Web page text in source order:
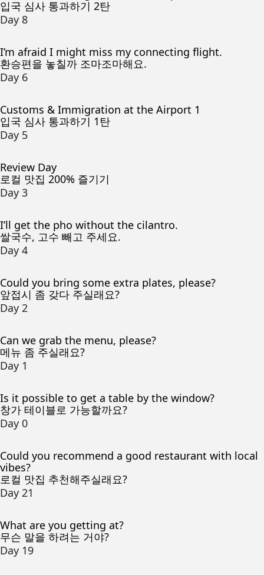
입국 심사 통과하기 2탄
Day 8
I’m afraid I might miss my connecting flight.
환승편을 놓칠까 조마조마해요.
Day 6
Customs & Immigration at the Airport 1
입국 심사 통과하기 1탄
Day 5
Review Day
로컬 맛집 200% 즐기기
Day 3
I’ll get the pho without the cilantro.
쌀국수, 고수 빼고 주세요.
Day 4
Could you bring some extra plates, please?
앞접시 좀 갖다 주실래요?
Day 2
Can we grab the menu, please?
메뉴 좀 주실래요?
Day 1
Is it possible to get a table by the window?
창가 테이블로 가능할까요?
Day 0
Could you recommend a good restaurant with local
vibes?
로컬 맛집 추천해주실래요?
Day 21
What are you getting at?
무슨 말을 하려는 거야?
Day 19